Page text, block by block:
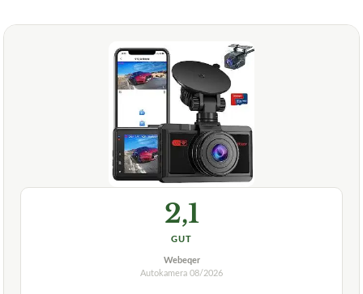
2,1
GUT
Webeqer
Autokamera 08/2026